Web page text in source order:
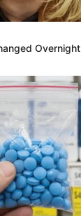
Overnight